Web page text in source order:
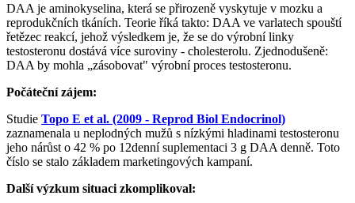
DAA je aminokyselina, která se přirozeně vyskytuje v mozku a
reprodukčních tkáních. Teorie říká takto: DAA ve varlatech spouští
řetězec reakcí, jehož výsledkem je, že se do výrobní linky
testosteronu dostává více suroviny - cholesterolu. Zjednodušeně:
DAA by mohla „zásobovat" výrobní proces testosteronu.
Počáteční zájem:
Studie Topo E et al. (2009 - Reprod Biol Endocrinol)
zaznamenala u neplodných mužů s nízkými hladinami testosteronu
jeho nárůst o 42 % po 12denní suplementaci 3 g DAA denně. Toto
číslo se stalo základem marketingových kampaní.
Další výzkum situaci zkomplikoval: